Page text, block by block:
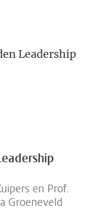
Leadership
en Prof.
Groeneveld